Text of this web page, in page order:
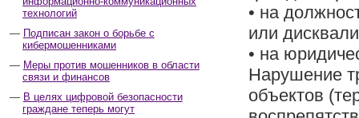
технологий
Подписан закон о борьбе с
кибермошенниками
Меры против мошенников в области
связи и финансов
В целях цифровой безопасности
граждане теперь могут
• на
или
• на
Нарушение
объектов